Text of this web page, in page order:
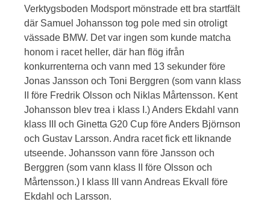
Verktygsboden Modsport mönstrade ett bra startfält
där Samuel Johansson tog pole med sin otroligt
vässade BMW. Det var ingen som kunde matcha
honom i racet heller, där han flög ifrån
konkurrenterna och vann med 13 sekunder före
Jonas Jansson och Toni Berggren (som vann klass
II före Fredrik Olsson och Niklas Mårtensson. Kent
Johansson blev trea i klass I.) Anders Ekdahl vann
klass III och Ginetta G20 Cup före Anders Björnson
och Gustav Larsson. Andra racet fick ett liknande
utseende. Johansson vann före Jansson och
Berggren (som vann klass II före Olsson och
Mårtensson.) I klass III vann Andreas Ekvall före
Ekdahl och Larsson.